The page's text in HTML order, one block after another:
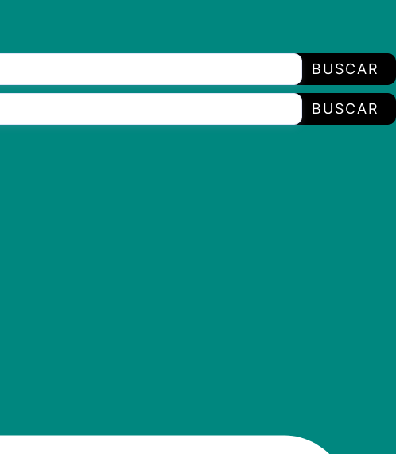
BUSCAR
BUSCAR